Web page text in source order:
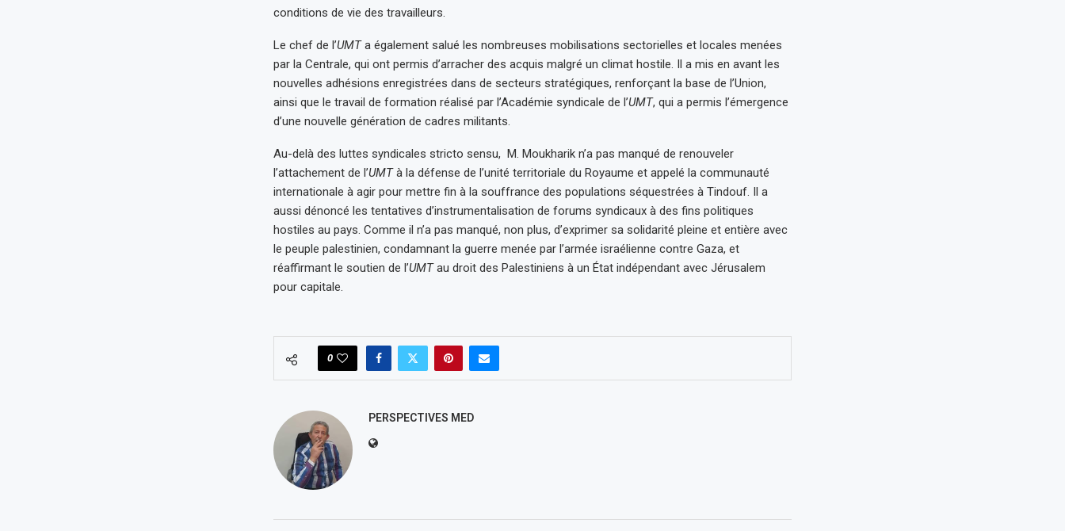
conditions de vie des travailleurs.
Le chef de l’UMTa également salué les nombreuses mobilisations sectorielles et locales menées
par la Centrale, qui ont permis d’arracher des acquis malgré un climat hostile. Il a mis en avant les
nouvelles adhésions enregistrées dans de secteurs stratégiques, renforçant la base de l’Union,
ainsi que le travail de formation réalisé par l’Académie syndicale de l’UMT, qui a permis l’émergence
d’une nouvelle génération de cadres militants.
Au-delà des luttes syndicales stricto sensu, M. Moukharik n’a pas manqué de renouveler
l’attachement de l’UMTà la défense de l’unité territoriale du Royaume et appelé la communauté
internationale à agir pour mettre fin à la souffrance des populations séquestrées à Tindouf. Il a
aussi dénoncé les tentatives d’instrumentalisation de forums syndicaux à des fins politiques
hostiles au pays. Comme il n’a pas manqué, non plus, d’exprimer sa solidarité pleine et entière avec
le peuple palestinien, condamnant la guerre menée par l’armée israélienne contre Gaza, et
réaffirmant le soutien de l’UMTau droit des Palestiniens à un État indépendant avec Jérusalem
pour capitale.
0
PERSPECTIVES MED